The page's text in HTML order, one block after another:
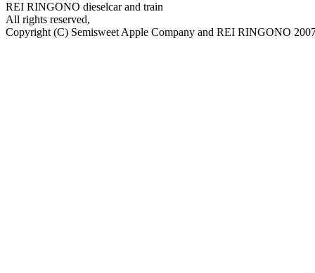
REI RINGONO dieselcar and train
All rights reserved,
Copyright (C) Semisweet Apple Company and REI RINGONO